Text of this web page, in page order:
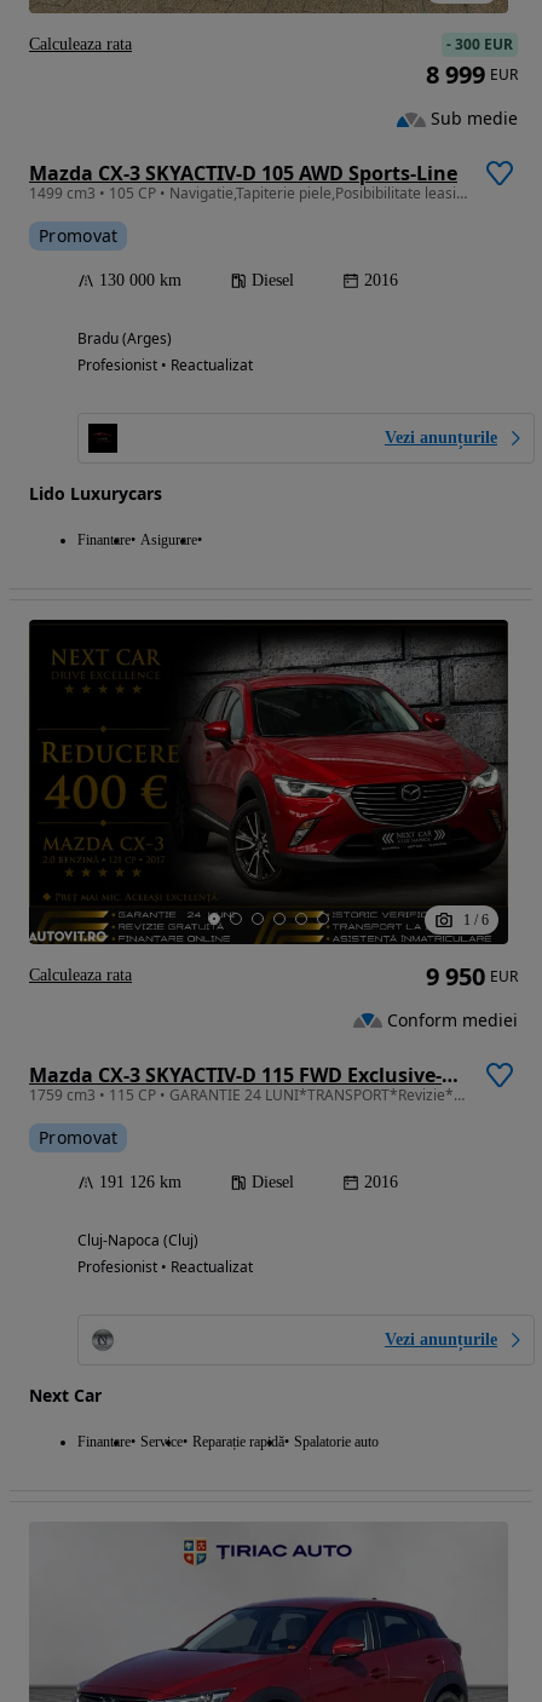
Mazda CX-3 SKYACTIV-D 105 AWD Sports-Line
1499 cm3 • 105 CP • Navigatie,Tapiterie piele,Posibibilitate leasing/Rate fixe
Promovat
130 000 km Diesel 2016
Bradu (Arges)
Profesionist • Reactualizat
Vezi anunțurile
Lido Luxurycars
Finantare Asigurare
-300 EUR
8 999 EUR
Sub medie
Calculeaza rata
1 / 6
Mazda CX-3 SKYACTIV-D 115 FWD Exclusive-Line
1759 cm3 • 115 CP • GARANTIE 24 LUNI*TRANSPORT*Revizie*Navi*Piele*Head Up*Led*Camera
Promovat
191 126 km Diesel 2016
Cluj-Napoca (Cluj)
Profesionist • Reactualizat
Vezi anunțurile
Next Car
Finantare Service Reparație rapidă Spalatorie auto
9 950 EUR
Conform mediei
Calculeaza rata